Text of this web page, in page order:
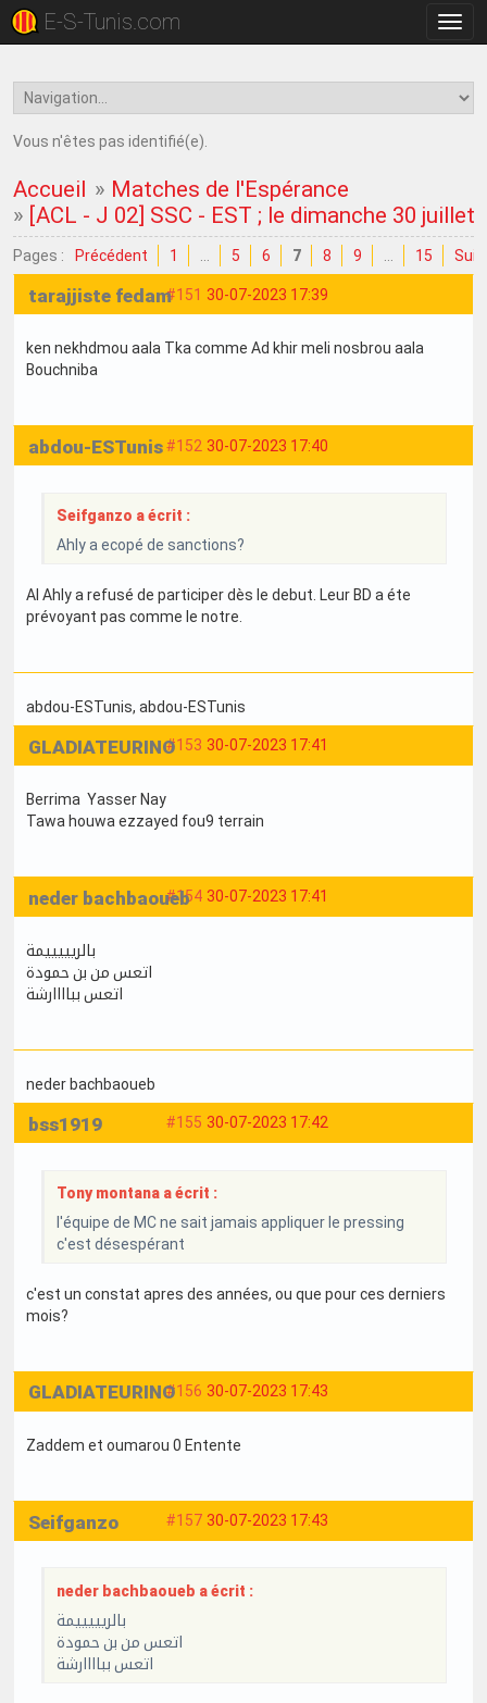
la
E-S-Tunis.com
Vous n'êtes pas identifié(e).
Accueil » Matches de l'Espérance
» [ACL - J 02] SSC - EST ; le dimanche 30 juillet
Pages : Précédent 1 5 6 7 8 9 15
#151 30-07-2023 17:39
tarajjiste fedam
ken nekhdmou aala Tka comme Ad khir meli nosbrou aala
Bouchniba
#152 30-07-2023 17:40
abdou-ESTunis
Seifganzo a écrit :
Ahly a ecopé de sanctions?
Al Ahly a refusé de participer dès le debut. Leur BD a éte
prévoyant pas comme le notre.
abdou-ESTunis, abdou-ESTunis
#153 30-07-2023 17:41
GLADIATEURINO
Berrima Yasser Nay
Tawa houwa ezzayed fou9 terrain
#154 30-07-2023 17:41
neder bachbaoueb
بالريييييمة
اتعس من بن حمودة
اتعس بباااارشة
neder bachbaoueb
#155 30-07-2023 17:42
bss1919
Tony montana a écrit :
l'équipe de MC ne sait jamais appliquer le pressing
c'est désespérant
c'est un constat apres des années, ou que pour ces derniers
mois?
#156 30-07-2023 17:43
GLADIATEURINO
Zaddem et oumarou 0 Entente
#157 30-07-2023 17:43
Seifganzo
neder bachbaoueb a écrit :
بالريييييمة
اتعس من بن حمودة
اتعس بباااارشة